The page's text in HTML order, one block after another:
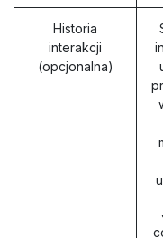
Historia
interakcji
(opcjonalna)